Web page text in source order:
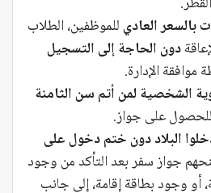
بالسعر العادي للموظفين، الطلاب
دون الحاجة إلى التسجيل
موافقة الإدارة.
الشخصية لمن أتم سن الثامنة
على جواز.
البلاد دون ختم دخول على
جواز سفر بعد التأكد من وجود
أو وجود بطاقة إقامة، إلى جانب